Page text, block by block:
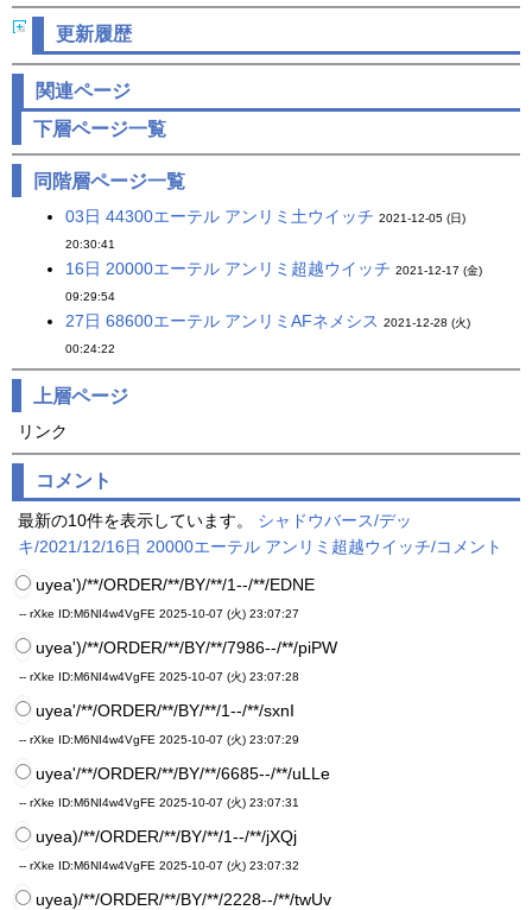
更新履歴
関連ページ
下層ページ一覧
同階層ページ一覧
03日 44300エーテル アンリミ土ウイッチ 2021-12-05 (日)
20:30:41
16日 20000エーテル アンリミ超越ウイッチ 2021-12-17 (金)
09:29:54
27日 68600エーテル アンリミAFネメシス 2021-12-28 (火)
00:24:22
上層ページ
リンク
コメント
最新の10件を表示しています。 シャドウバース/デッ
キ/2021/12/16日 20000エーテル アンリミ超越ウイッチ/コメント
uyea')/**/ORDER/**/BY/**/1--/**/EDNE
-- rXke ID:M6NI4w4VgFE 2025-10-07 (火) 23:07:27
uyea')/**/ORDER/**/BY/**/7986--/**/piPW
-- rXke ID:M6NI4w4VgFE 2025-10-07 (火) 23:07:28
uyea'/**/ORDER/**/BY/**/1--/**/sxnI
-- rXke ID:M6NI4w4VgFE 2025-10-07 (火) 23:07:29
uyea'/**/ORDER/**/BY/**/6685--/**/uLLe
-- rXke ID:M6NI4w4VgFE 2025-10-07 (火) 23:07:31
uyea)/**/ORDER/**/BY/**/1--/**/jXQj
-- rXke ID:M6NI4w4VgFE 2025-10-07 (火) 23:07:32
uyea)/**/ORDER/**/BY/**/2228--/**/twUv